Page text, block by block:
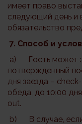
имеет право
следующий день и
обязательство
7. Способ и
a) Гость может
потвержденный
дня заезда –
обеда, до 10:00
out.
b) В случае, если